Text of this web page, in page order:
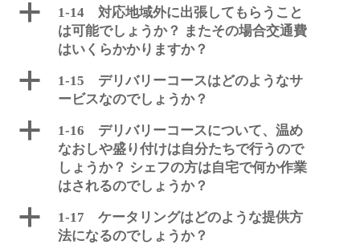
a
1-14 対応地域外に出張してもらうこと
は可能でしょうか？ またその場合交通費
はいくらかかりますか？
a
1-15 デリバリーコースはどのようなサ
ービスなのでしょうか？
a
1-16 デリバリーコースについて、温め
なおしや盛り付けは自分たちで行うので
しょうか？ シェフの方は自宅で何か作業
はされるのでしょうか？
a
1-17 ケータリングはどのような提供方
法になるのでしょうか？